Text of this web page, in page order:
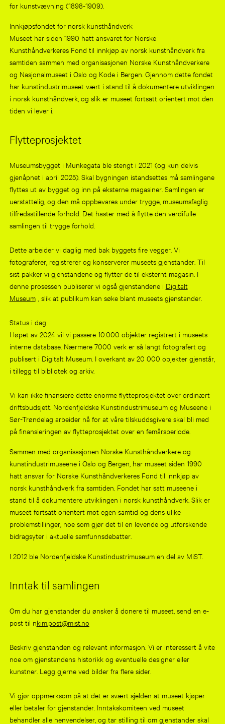
for kunstvævning (1898-1909).
Innkjøpsfondet for norsk kunsthåndverk
Museet har siden 1990 hatt ansvaret for Norske
Kunsthåndverkeres Fond til innkjøp av norsk kunsthåndverk fra
samtiden sammen med organisasjonen Norske Kunsthåndverkere
og Nasjonalmuseet i Oslo og Kode i Bergen. Gjennom dette fondet
har kunstindustrimuseet vært i stand til å dokumentere utviklingen
i norsk kunsthåndverk, og slik er museet fortsatt orientert mot den
tiden vi lever i.
Flytteprosjektet
Museumsbygget i Munkegata ble stengt i 2021 (og kun delvis
gjenåpnet i april 2025). Skal bygningen istandsettes må samlingene
flyttes ut av bygget og inn på eksterne magasiner. Samlingen er
uerstattelig, og den må oppbevares under trygge, museumsfaglig
tilfredsstillende forhold. Det haster med å flytte den verdifulle
samlingen til trygge forhold.
Dette arbeider vi daglig med bak byggets fire vegger. Vi
fotograferer, registrerer og konserverer museets gjenstander. Til
sist pakker vi gjenstandene og flytter de til eksternt magasin. I
denne prosessen publiserer vi også gjenstandene i Digitalt
Museum
, slik at publikum kan søke blant museets gjenstander.
Status i dag
I løpet av 2024 vil vi passere 10.000 objekter registrert i museets
interne database. Nærmere 7000 verk er så langt fotografert og
publisert i Digitalt Museum. I overkant av 20 000 objekter gjenstår,
i tillegg til bibliotek og arkiv.
Vi kan ikke finansiere dette enorme flytteprosjektet over ordinært
driftsbudsjett. Nordenfjeldske Kunstindustrimuseum og Museene i
Sør-Trøndelag arbeider nå for at våre tilskuddsgivere skal bli med
på finansieringen av flytteprosjektet over en femårsperiode.
Sammen med organisasjonen Norske Kunsthåndverkere og
kunstindustrimuseene i Oslo og Bergen, har museet siden 1990
hatt ansvar for Norske Kunsthåndverkeres Fond til innkjøp av
norsk kunsthåndverk fra samtiden. Fondet har satt museene i
stand til å dokumentere utviklingen i norsk kunsthåndverk. Slik er
museet fortsatt orientert mot egen samtid og dens ulike
problemstillinger, noe som gjør det til en levende og utforskende
bidragsyter i aktuelle samfunnsdebatter.
I 2012 ble Nordenfjeldske Kunstindustrimuseum en del av MiST.
Inntak til samlingen
Om du har gjenstander du ønsker å donere til museet, send en e-
post til nkim.post@mist.no
Beskriv gjenstanden og relevant informasjon. Vi er interessert å vite
noe om gjenstandens historikk og eventuelle designer eller
kunstner. Legg gjerne ved bilder fra flere sider.
Vi gjør oppmerksom på at det er svært sjelden at museet kjøper
eller betaler for gjenstander. Inntakskomiteen ved museet
behandler alle henvendelser, og tar stilling til om gjenstander skal